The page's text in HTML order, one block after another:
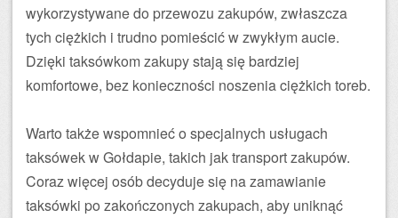
wykorzystywane do przewozu zakupów, zwłaszcza
tych ciężkich i trudno pomieścić w zwykłym aucie.
Dzięki taksówkom zakupy stają się bardziej
komfortowe, bez konieczności noszenia ciężkich toreb.
Warto także wspomnieć o specjalnych usługach
taksówek w Gołdapie, takich jak transport zakupów.
Coraz więcej osób decyduje się na zamawianie
taksówki po zakończonych zakupach, aby uniknąć